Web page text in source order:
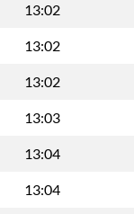
13:02
13:02
13:02
13:03
13:04
13:04